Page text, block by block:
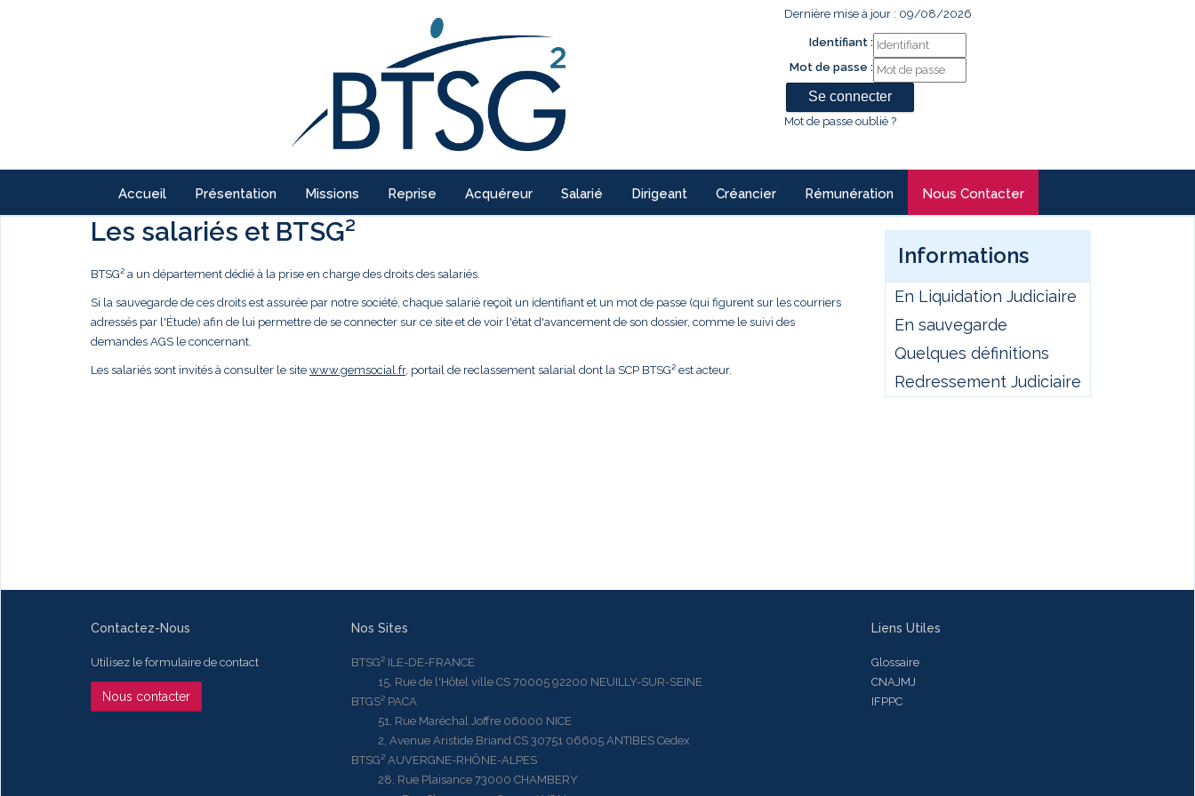
Dernière mise à jour : 09/08/2026
Identifiant :
Mot de passe :
Mot de passe oublié ?
Accueil Présentation Missions Reprise Acquéreur Salarié Dirigeant Créancier Rémunération Nous Contacter
Les salariés et BTSG²
BTSG² a un département dédié à la prise en charge des droits des salariés.
Si la sauvegarde de ces droits est assurée par notre société, chaque salarié reçoit un identifiant et un mot de passe (qui figurent sur les courriers
adressés par l'Étude) afin de lui permettre de se connecter sur ce site et de voir l'état d'avancement de son dossier, comme le suivi des
demandes AGS le concernant.
Les salariés sont invités à consulter le site www.gemsocial.fr, portail de reclassement salarial dont la SCP BTSG² est acteur.
Informations
En Liquidation Judiciaire
En sauvegarde
Quelques définitions
Redressement Judiciaire
Contactez-Nous
Utilisez le formulaire de contact
Nous contacter
Nos Sites
BTSG² ILE-DE-FRANCE
15, Rue de l'Hôtel ville CS 70005 92200 NEUILLY-SUR-SEINE
BTGS² PACA
51, Rue Maréchal Joffre 06000 NICE
2, Avenue Aristide Briand CS 30751 06605 ANTIBES Cedex
BTSG² AUVERGNE-RHÔNE-ALPES
28, Rue Plaisance 73000 CHAMBERY
Liens Utiles
Glossaire
CNAJMJ
IFPPC